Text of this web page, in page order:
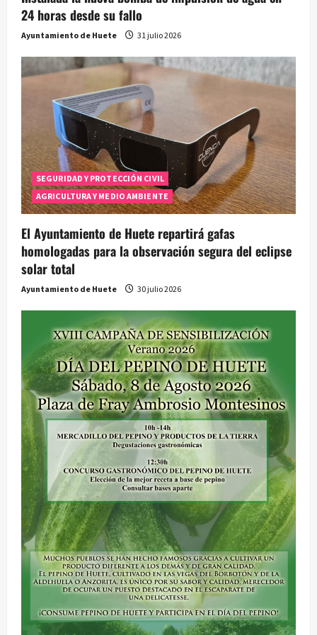
24 horas desde su fallo
Ayuntamiento de Huete 31 julio 2026
SEGURIDAD Y PROTECCIÓN CIVIL
AGRICULTURA Y MEDIO AMBIENTE
El Ayuntamiento de Huete repartirá gafas
homologadas para la observación segura del eclipse
solar total
Ayuntamiento de Huete 30 julio 2026